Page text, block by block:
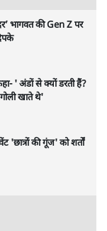
या
वॉन डेर लेयेन और